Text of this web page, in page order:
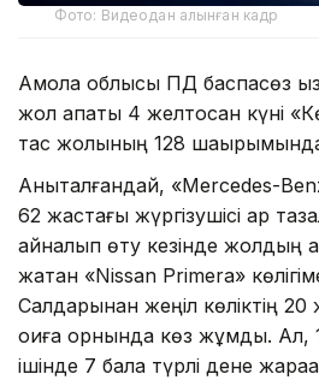
Фото: Видеодан алынған кадр
Ақмола облысы ПД баспасөз
жол апаты 4 желтоқсан күні
тас жолының 128
Анықталғандай, «Mercedes-
62 жастағы жүргізушісі қар
айналып өту кезінде жолдың
жатқан «Nissan Primera»
Салдарынан жеңіл көліктің 20
оқиға орнында көз жұмды.
ішінде 7 бала түрлі дене